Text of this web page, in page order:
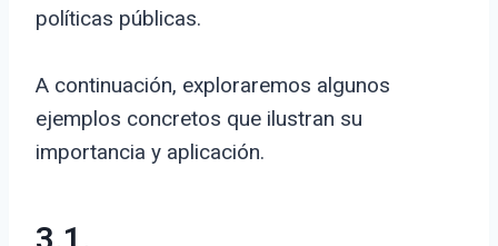
políticas públicas.
A continuación, exploraremos algunos
ejemplos concretos que ilustran su
importancia y aplicación.